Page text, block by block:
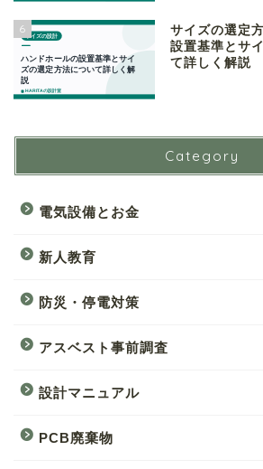
6
サイズの選定
設置基準とサ
て詳しく解説
Category
電気設備とお金
新人教育
防災・停電対策
アスベスト事前調査
設計マニュアル
PCB廃棄物